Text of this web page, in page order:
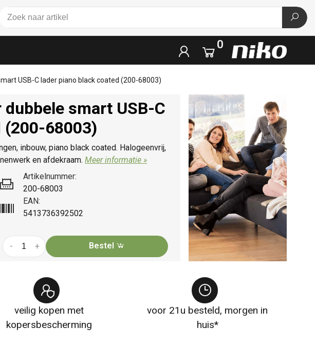
0
USB-C lader piano black coated (200-68003)
smart USB-C
(200-68003)
inbouw, piano black coated. Halogeenvrij,
en afdekraam.Meer informatie »
Artikelnummer:
200-68003
EAN:
5413736392502
+
- Bestel
veilig kopen met
kopersbescherming
voor 21u besteld, morgen in
huis*